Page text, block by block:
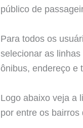
público de
Para todos os
selecionar as
ônibus, endereço e
Logo abaixo veja a
por entre os bairros